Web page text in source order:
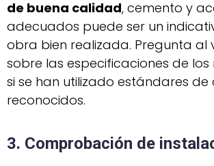
de buena calidad, cemento y
adecuados puede ser un
obra bien realizada. Pregunta al
sobre las especificaciones de
si se han utilizado estándares de
reconocidos.
3. Comprobación de